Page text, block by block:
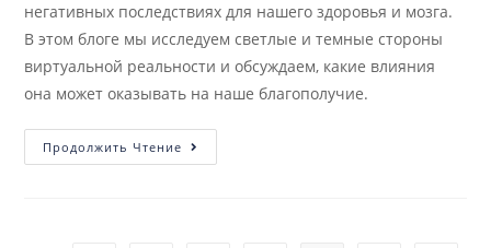
негативных последствиях для нашего здоровья и мозга.
В этом блоге мы исследуем светлые и темные стороны
виртуальной реальности и обсуждаем, какие влияния
она может оказывать на наше благополучие.
Продолжить Чтение